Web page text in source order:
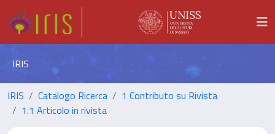
IRIS
IRIS Catalogo Ricerca
1 Contributo su Rivista
1.1 Articolo in rivista